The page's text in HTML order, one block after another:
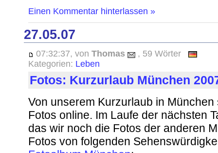
Einen Kommentar hinterlassen »
27.05.07
07:32:37, von Thomas
, 59 Wörter
Kategorien: Leben
Fotos: Kurzurlaub München
Von unserem Kurzurlaub in
Fotos online. Im Laufe der nächsten
das wir noch die Fotos der anderen
Fotos von folgenden